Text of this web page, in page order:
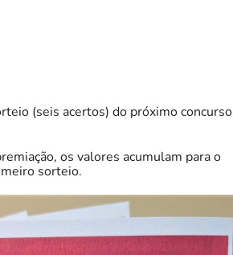
(seis acertos) do próximo concurso
os valores acumulam para o
sorteio.